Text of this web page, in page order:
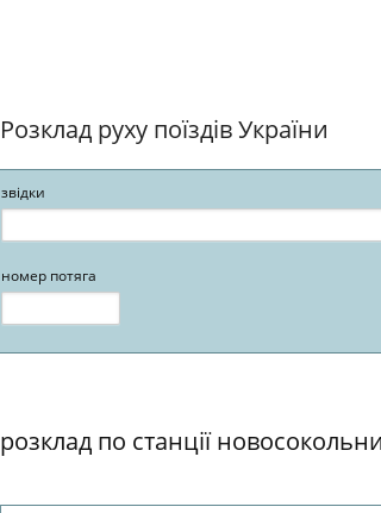
Розклад руху поїздів України
звідки
номер потяга
розклад по станції